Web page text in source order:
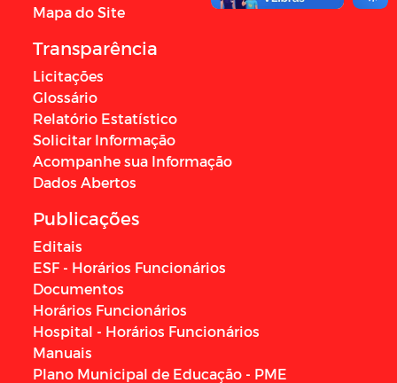
Mapa do Site
Transparência
Licitações
Glossário
Relatório Estatístico
Solicitar Informação
Acompanhe sua Informação
Dados Abertos
Publicações
Editais
ESF - Horários Funcionários
Documentos
Horários Funcionários
Hospital - Horários Funcionários
Manuais
Plano Municipal de Educação - PME